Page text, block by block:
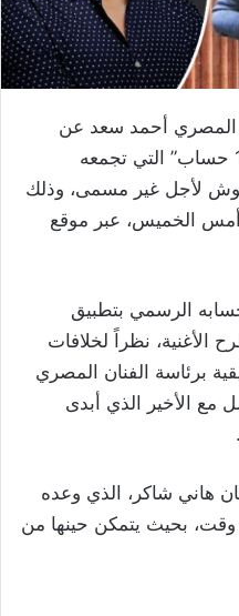
المصري أحمد سعد عن
تأجيل طرح أغنيته الجديدة “100 حساب” التي تجمعه
لأجل غير مسمى، وذلك
الخميس، عبر موقع
الرسمي بتطبيق
الأغنية، نظراً لخلافات
برئاسة الفنان المصري
مع الأخير الذي أبدى
.
هاني شاكر، الذي وعده
بحيث يتمكن حينها من